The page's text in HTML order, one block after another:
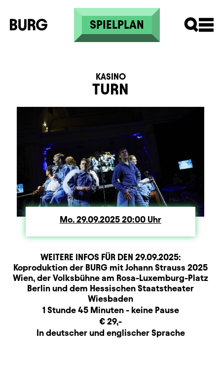
Direkt zum Inhalt
SPIELPLAN
TURN
KASINO
Mo. Montag
29.09.2025 20:00Uhr
WEITERE INFOS FÜR DEN 29.09.2025:
BeschreibungInformation
Produktionspartner
Koproduktion der BURG mit Johann Strauss 2025
Wien, der Volksbühne am Rosa-Luxemburg-Platz
Berlin und dem Hessischen Staatstheater
Wiesbaden
Dauer und Pausen
1 Stunde 45 Minuten - keine Pause
€ 29,-
Sprachbeschreibung
In deutscher und englischer Sprache